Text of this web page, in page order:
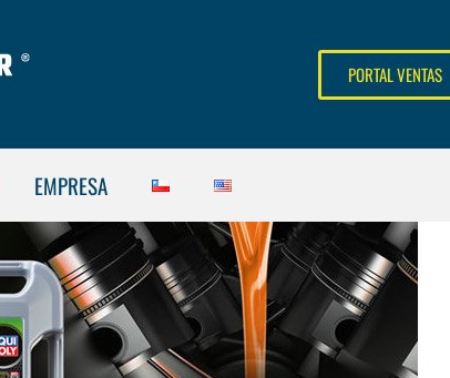
PORTAL VENTAS
EMPRESA